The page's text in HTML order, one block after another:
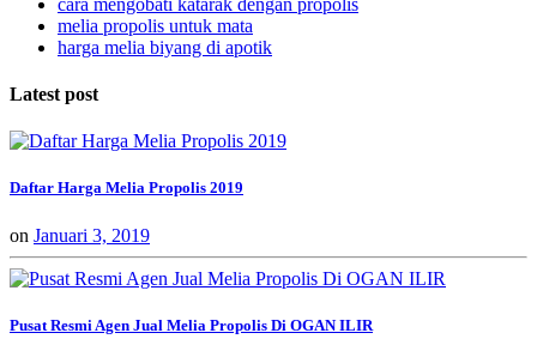
melia propolis untuk mata
harga melia biyang di apotik
Latest post
Daftar Harga Melia Propolis 2019
on Januari 3, 2019
Pusat Resmi Agen Jual Melia Propolis Di OGAN ILIR